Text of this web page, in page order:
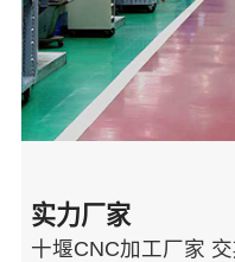
实力厂家
十堰CNC加工厂家